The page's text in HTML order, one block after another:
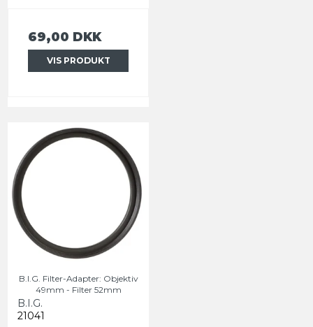
69,00 DKK
VIS PRODUKT
B.I.G. Filter-Adapter: Objektiv
49mm - Filter 52mm
B.I.G.
21041